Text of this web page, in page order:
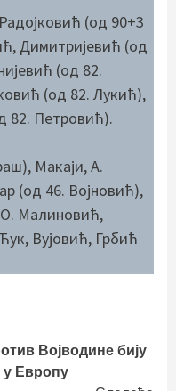
(од 90+3
Димитријевић (од
(од 82.
(од 82. Лукић),
82. Петровић).
Макаји, А.
(од 46. Војновић),
Малиновић,
Вујовић, Грбић
Војводине бију
у Европу